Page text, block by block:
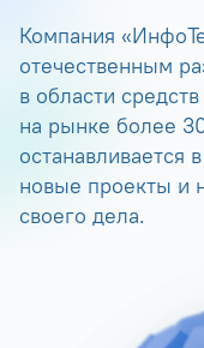
Компания
отечественным
в области
на рынке более
останавливается
новые проекты и
своего дела.